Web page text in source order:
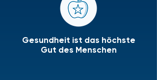
Gesundheit ist das höchste
Gut des Menschen